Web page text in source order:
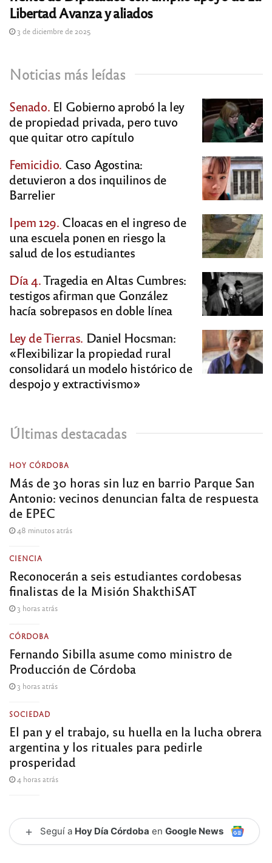
Libertad Avanza y aliados
3 de diciembre de 2025
Noticias más leídas
Senado. El Gobierno aprobó la ley
de propiedad privada, pero tuvo
que quitar otro capítulo
Femicidio. Caso Agostina:
detuvieron a dos inquilinos de
Barrelier
Ipem 129. Cloacas en el ingreso de
una escuela ponen en riesgo la
salud de los estudiantes
Día 4.Tragedia en Altas Cumbres:
testigos afirman que González
hacía sobrepasos en doble línea
Ley de Tierras. Daniel Hocsman:
«Flexibilizar la propiedad rural
consolidará un modelo histórico de
despojo y extractivismo»
Últimas destacadas
HOY CÓRDOBA
Más de 30 horas sin luz en barrio Parque San
Antonio: vecinos denuncian falta de respuesta
de EPEC
48 minutos atrás
CIENCIA
Reconocerán a seis estudiantes cordobesas
finalistas de la Misión ShakthiSAT
3 horas atrás
CÓRDOBA
Fernando Sibilla asume como ministro de
Producción de Córdoba
3 horas atrás
SOCIEDAD
El pan y el trabajo, su huella en la lucha obrera
argentina y los rituales para pedirle
prosperidad
4 horas atrás
+ Seguí a Hoy Día Córdoba en Google News